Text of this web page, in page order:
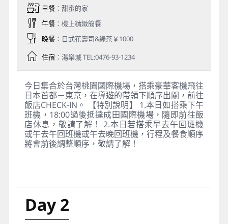
早餐：甜蜜的家
午餐：機上精緻簡餐
晚餐：日式花壽司&綠茶￥1000
住宿：湯樂城 TEL:0476-93-1234
今日集合於台灣桃園國際機場，搭乘豪華客機飛往
日本首都－東京，在導遊的帶領下順序出關，前往
飯店CHECK-IN。 【特別說明】 1.本日如搭乘下午
班機，18:00過後抵達成田國際機場，隨即前往飯
店休息，敬請了解！ 2.本日若搭乘早去午回班機
或午去午回班機或午去晚回班機，行程及餐食順序
將會前後調整順序，敬請了解！
Day 2